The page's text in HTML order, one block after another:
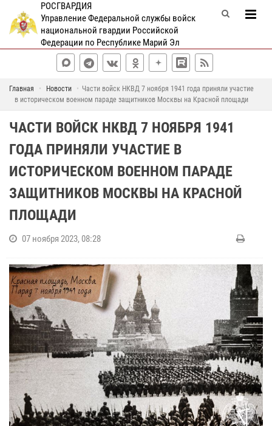
РОСГВАРДИЯ
Управление Федеральной службы войск
национальной гвардии Российской
Федерации по Республике Марий Эл
Главная Новости
Части войск НКВД 7 ноября 1941 года приняли участие
в историческом военном параде защитников Москвы на Красной площади
ЧАСТИ ВОЙСК НКВД 7 НОЯБРЯ 1941
ГОДА ПРИНЯЛИ УЧАСТИЕ В
ИСТОРИЧЕСКОМ ВОЕННОМ ПАРАДЕ
ЗАЩИТНИКОВ МОСКВЫ НА КРАСНОЙ
ПЛОЩАДИ
07 ноября 2023, 08:28